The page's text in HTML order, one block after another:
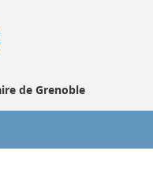
de Grenoble